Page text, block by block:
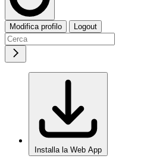
Modifica profilo Logout
Installa la Web App